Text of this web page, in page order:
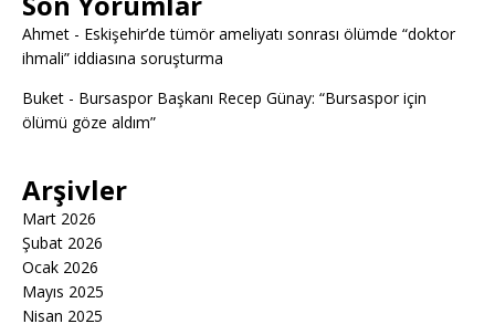
Ahmet - Eskişehir’de tümör ameliyatı sonrası ölümde “doktor
ihmali” iddiasına soruşturma
Buket - Bursaspor Başkanı Recep Günay: “Bursaspor için
ölümü göze aldım”
Arşivler
Mart 2026
Şubat 2026
Ocak 2026
Mayıs 2025
Nisan 2025